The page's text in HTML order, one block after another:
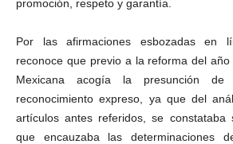
promoción, respeto y garantía.
Por las afirmaciones esbozadas en
reconoce que previo a la reforma del
Mexicana acogía la presunción
reconocimiento expreso, ya que del
artículos antes referidos, se constataba
que encauzaba las determinaciones